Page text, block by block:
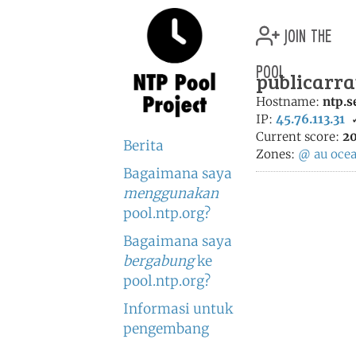
Berita
Bagaimana saya
menggunakan
pool.ntp.org?
Bagaimana saya
bergabungke
pool.ntp.org?
Informasi untuk
pengembang
join the
pool
Hostname:
IP: 45.76.113.31
Current score:
Zones: @ au